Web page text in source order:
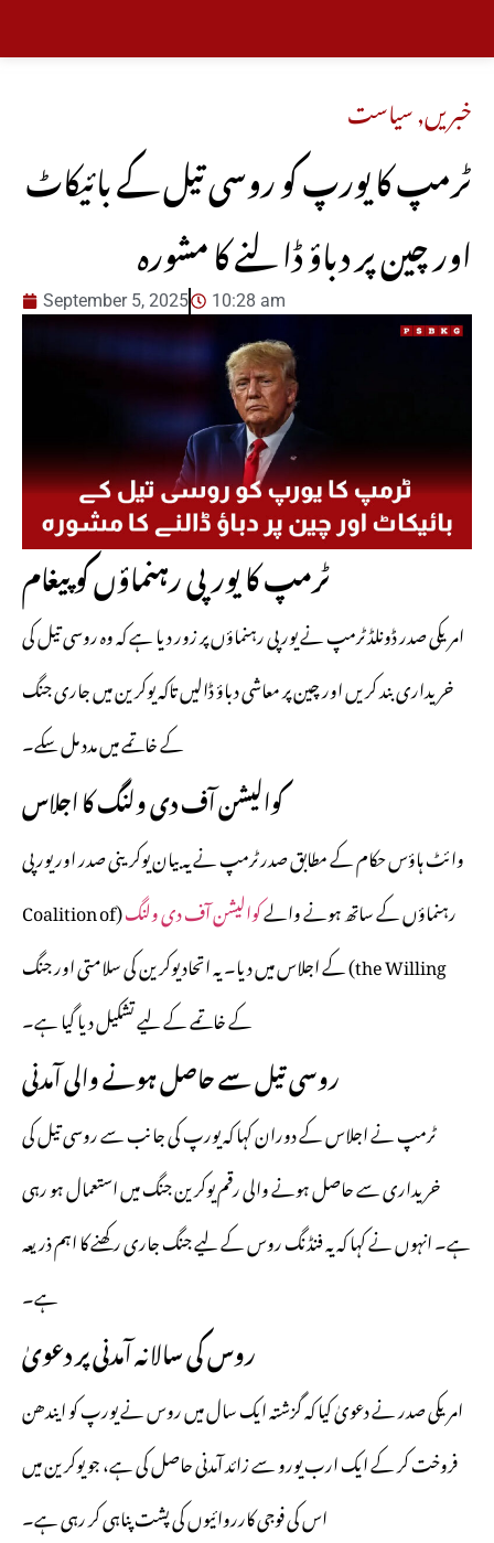
خبریں,سیاست
ٹرمپ کا یورپ کو روسی تیل کے بائیکاٹ
اور چین پر دباؤ ڈالنے کا مشورہ
September 5, 2025 10:28 am
ٹرمپ کا یورپی رہنماؤں کو پیغام
امریکی صدر ڈونلڈ ٹرمپ نے یورپی رہنماؤں پر زور دیا ہے کہ وہ روسی تیل کی
خریداری بند کریں اور چین پر معاشی دباؤ ڈالیں تاکہ یوکرین میں جاری جنگ
کے خاتمے میں مدد مل سکے۔
کوالیشن آف دی ولنگ کا اجلاس
وائٹ ہاؤس حکام کے مطابق صدر ٹرمپ نے یہ بیان یوکرینی صدر اور یورپی
رہنماؤں کے ساتھ ہونے والےکوالیشن آف دی ولنگ (Coalition of
the Willing) کے اجلاس میں دیا۔ یہ اتحاد یوکرین کی سلامتی اور جنگ
کے خاتمے کے لیے تشکیل دیا گیا ہے۔
روسی تیل سے حاصل ہونے والی آمدنی
ٹرمپ نے اجلاس کے دوران کہا کہ یورپ کی جانب سے روسی تیل کی
خریداری سے حاصل ہونے والی رقم یوکرین جنگ میں استعمال ہو رہی
ہے۔ انہوں نے کہا کہ یہ فنڈنگ روس کے لیے جنگ جاری رکھنے کا اہم ذریعہ
ہے۔
روس کی سالانہ آمدنی پر دعویٰ
امریکی صدر نے دعویٰ کیا کہ گزشتہ ایک سال میں روس نے یورپ کو ایندھن
فروخت کر کے ایک ارب یورو سے زائد آمدنی حاصل کی ہے، جو یوکرین میں
اس کی فوجی کارروائیوں کی پشت پناہی کر رہی ہے۔